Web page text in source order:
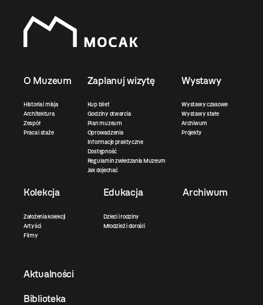
O Muzeum
Historia i misja
Architektura
Zespół
Praca i staże
Zaplanuj wizytę
Kup bilet
Godziny otwarcia
Plan muzeum
Oprowadzenia
Informacje praktyczne
Dostępność
Regulamin zwiedzania Muzeum
Jak dojechać
Wystawy
Wystawy czasowe
Wystawy stałe
Archiwum
Projekty
Kolekcja
Założenia kolekcji
Artyści
Filmy
Edukacja
Dzieci i rodziny
Młodzież i dorośli
Archiwum
Aktualności
Biblioteka